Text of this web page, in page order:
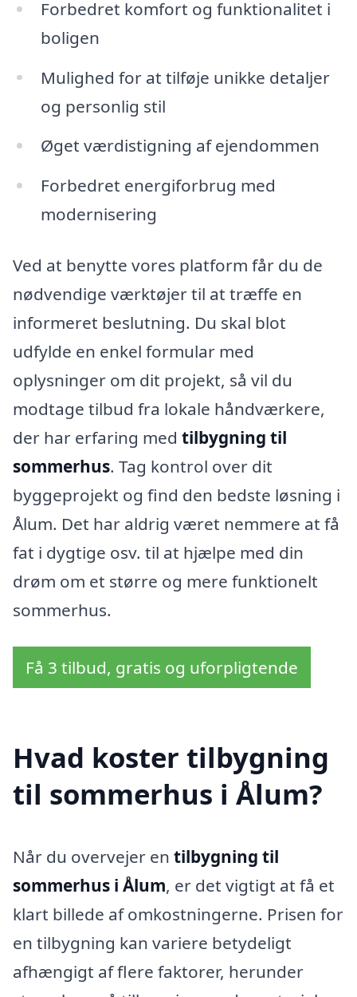
Forbedret komfort og funktionalitet i
boligen
Mulighed for at tilføje unikke detaljer
og personlig stil
Øget værdistigning af ejendommen
Forbedret energiforbrug med
modernisering
Ved at benytte vores platform får du de
nødvendige værktøjer til at træffe en
informeret beslutning. Du skal blot
udfylde en enkel formular med
oplysninger om dit projekt, så vil du
modtage tilbud fra lokale håndværkere,
der har erfaring med tilbygning til
sommerhus. Tag kontrol over dit
byggeprojekt og find den bedste løsning i
Ålum. Det har aldrig været nemmere at få
fat i dygtige osv. til at hjælpe med din
drøm om et større og mere funktionelt
sommerhus.
Få 3 tilbud, gratis og uforpligtende
Hvad koster tilbygning
til sommerhus i Ålum?
Når du overvejer en tilbygning til
sommerhus i Ålum, er det vigtigt at få et
klart billede af omkostningerne. Prisen for
en tilbygning kan variere betydeligt
afhængigt af flere faktorer, herunder